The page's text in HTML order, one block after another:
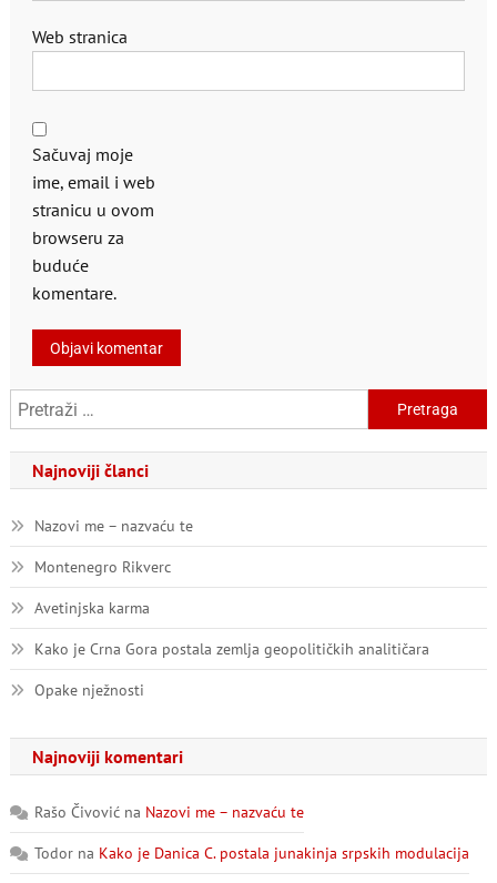
Web stranica
Sačuvaj moje
ime, email i web
stranicu u ovom
browseru za
buduće
komentare.
Pretraga:
Najnoviji članci
Nazovi me – nazvaću te
Montenegro Rikverc
Avetinjska karma
Kako je Crna Gora postala zemlja geopolitičkih analitičara
Opake nježnosti
Najnoviji komentari
Rašo Čivovićna Nazovi me – nazvaću te
Todorna Kako je Danica C. postala junakinja srpskih modulacija